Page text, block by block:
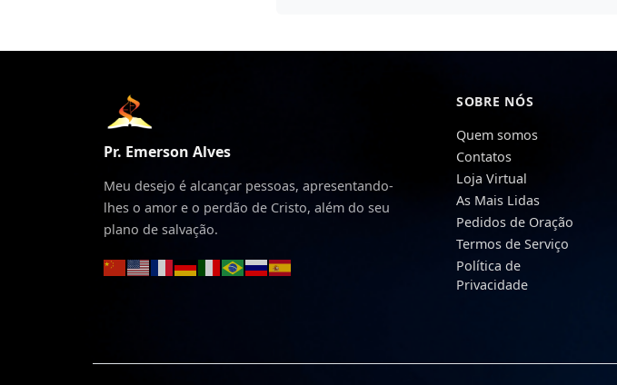
Pr. Emerson Alves
Meu desejo é alcançar pessoas, apresentando-
lhes o amor e o perdão de Cristo, além do seu
plano de salvação.
SOBRE NÓS
Quem somos
Contatos
Loja Virtual
As Mais Lidas
Pedidos de Oração
Termos de Serviço
Política de
Privacidade